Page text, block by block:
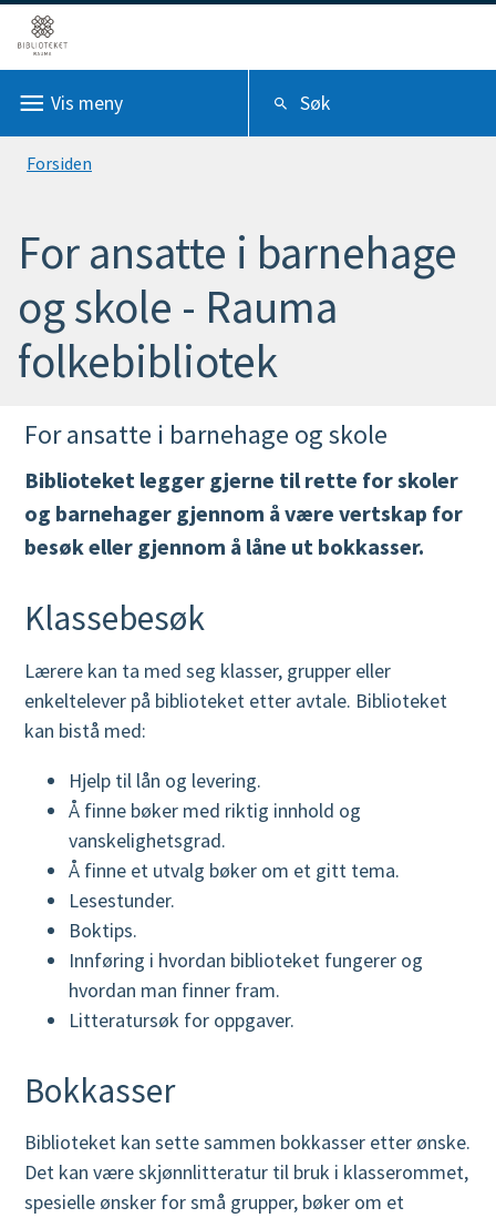
R
a
u
m
f
o
l
k
b
i
b
l
o
t
e
k
Søk
Vis meny
Du
her:
Forsiden
For ansatte i barnehage
og skole - Rauma
folkebibliotek
For ansatte i barnehage og skole
Biblioteket legger gjerne til rette for skoler
og barnehager gjennom å være vertskap for
besøk eller gjennom å låne ut bokkasser.
Klassebesøk
Lærere kan ta med seg klasser, grupper eller
enkeltelever på biblioteket etter avtale. Biblioteket
kan bistå med:
Hjelp til lån og levering.
Å finne bøker med riktig innhold og
vanskelighetsgrad.
Å finne et utvalg bøker om et gitt tema.
Lesestunder.
Boktips.
Innføring i hvordan biblioteket fungerer og
hvordan man finner fram.
Litteratursøk for oppgaver.
Bokkasser
Biblioteket kan sette sammen bokkasser etter ønske.
Det kan være skjønnlitteratur til bruk i klasserommet,
spesielle ønsker for små grupper, bøker om et